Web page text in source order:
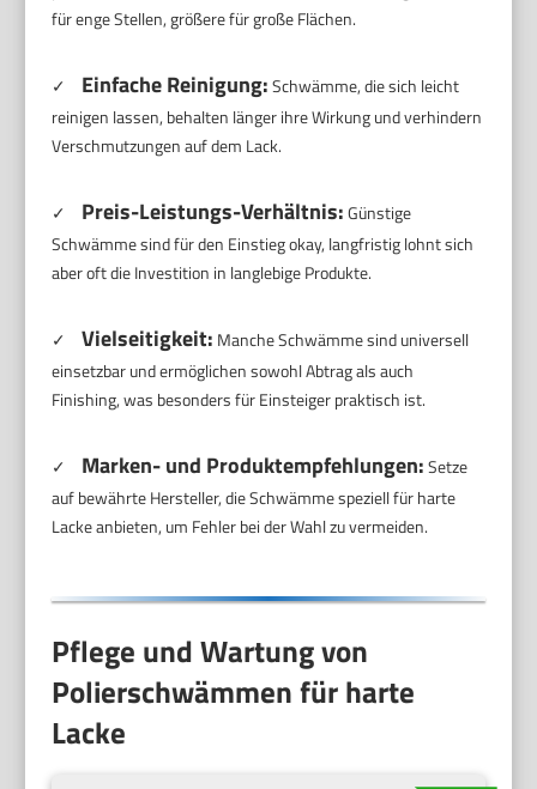
für enge Stellen, größere für große Flächen.
✓ Einfache Reinigung:Schwämme, die sich leicht
reinigen lassen, behalten länger ihre Wirkung und verhindern
Verschmutzungen auf dem Lack.
✓ Preis-Leistungs-Verhältnis:Günstige
Schwämme sind für den Einstieg okay, langfristig lohnt sich
aber oft die Investition in langlebige Produkte.
✓ Vielseitigkeit: Manche Schwämme sind universell
einsetzbar und ermöglichen sowohl Abtrag als auch
Finishing, was besonders für Einsteiger praktisch ist.
✓ Marken- und Produktempfehlungen:Setze
auf bewährte Hersteller, die Schwämme speziell für harte
Lacke anbieten, um Fehler bei der Wahl zu vermeiden.
Pflege und Wartung von
Polierschwämmen für harte
Lacke